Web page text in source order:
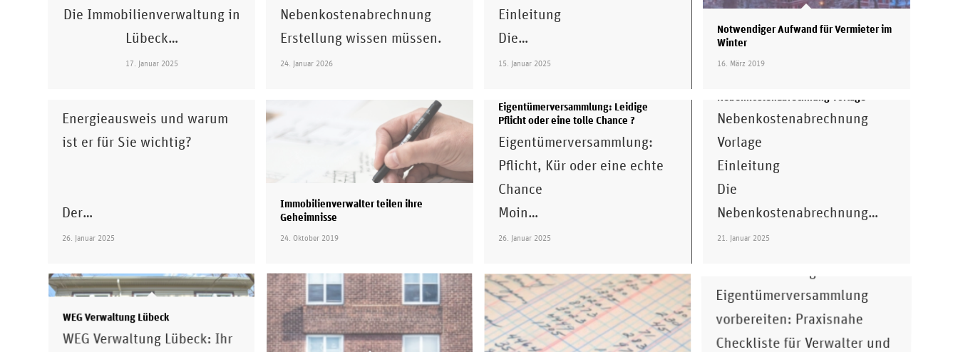
Die Immobilienverwaltung in
Lübeck…
17. Januar 2025
Nebenkostenabrechnung
Erstellung wissen müssen.
24. Januar 2026
Einleitung
Die…
15. Januar 2025
Notwendiger Aufwand für Vermieter im
Winter
16. März 2019
Energieausweis und warum
ist er für Sie wichtig?
Der…
26. Januar 2025
Immobilienverwalter teilen ihre
Geheimnisse
24. Oktober 2019
Eigentümerversammlung: Leidige
Pflicht oder eine tolle Chance ?
Eigentümerversammlung:
Pflicht, Kür oder eine echte
Chance
Moin…
26. Januar 2025
Nebenkostenabrechnung Vorlage
Nebenkostenabrechnung
Vorlage
Einleitung
Die
Nebenkostenabrechnung…
21. Januar 2025
WEG Verwaltung Lübeck
WEG Verwaltung Lübeck: Ihr
Hausverwaltung:
Eigentümerversammlung richtig
Eigentümerversammlung
vorbereiten: Praxisnahe
Checkliste für Verwalter und